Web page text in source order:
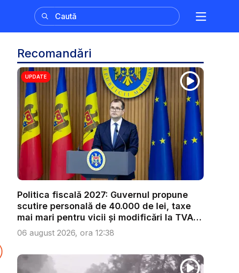
Recomandări
UPDATE
Politica fiscală 2027: Guvernul propune
scutire personală de 40.000 de lei, taxe
mai mari pentru vicii și modificări la TVA.
...
06 august 2026, ora 12:38